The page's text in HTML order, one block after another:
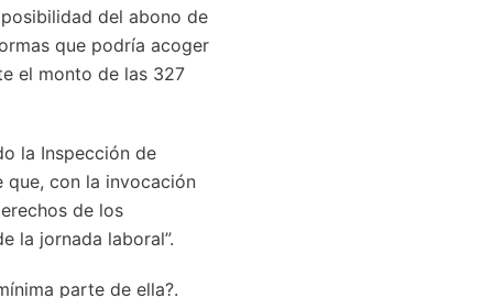
del abono de
que podría acoger
el monto de las 327
la Inspección de
que, con la invocación
de los
la jornada laboral”.
parte de ella?.